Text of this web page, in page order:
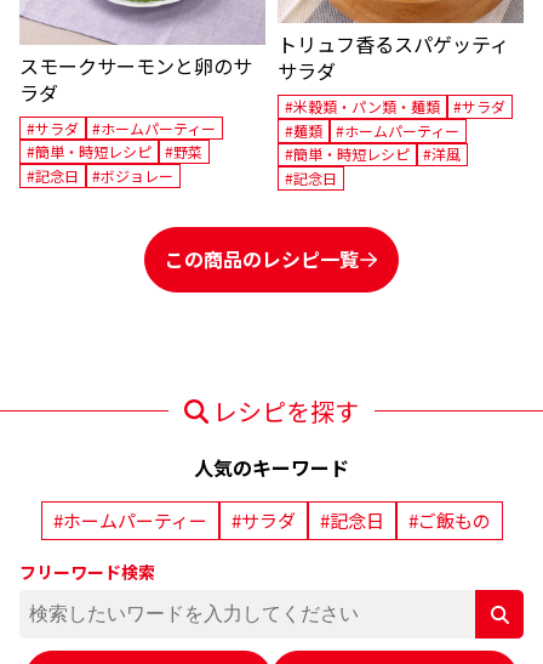
スモークサーモンと卵のサ
ラダ
#サラダ
#ホームパーティー
#簡単・時短レシピ
#野菜
#記念日
#ボジョレー
トリュフ香るスパゲッティ
サラダ
#米穀類・パン類・麺類
#サラダ
#麺類
#ホームパーティー
#簡単・時短レシピ
#洋風
#記念日
この商品のレシピ一覧
レシピを探す
人気のキーワード
#ホームパーティー #サラダ #記念日 #ご飯もの
フリーワード検索